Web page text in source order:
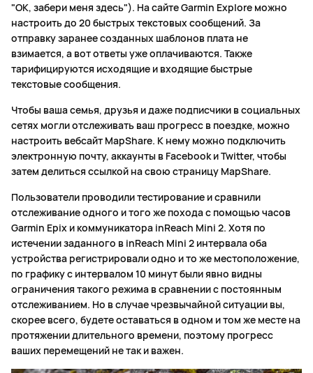
"ОК, забери меня здесь"). На сайте Garmin Explore можно
настроить до 20 быстрых текстовых сообщений. За
отправку заранее созданных шаблонов плата не
взимается, а вот ответы уже оплачиваются. Также
тарифицируются исходящие и входящие быстрые
текстовые сообщения.
Чтобы ваша семья, друзья и даже подписчики в социальных
сетях могли отслеживать ваш прогресс в поездке, можно
настроить вебсайт MapShare. К нему можно подключить
электронную почту, аккаунты в Facebook и Twitter, чтобы
затем делиться ссылкой на свою страницу MapShare.
Пользователи проводили тестирование и сравнили
отслеживание одного и того же похода с помощью часов
Garmin Epix и коммуникатора inReach Mini 2. Хотя по
истечении заданного в inReach Mini 2 интервала оба
устройства регистрировали одно и то же местоположение,
по графику с интервалом 10 минут были явно видны
ограничения такого режима в сравнении с постоянным
отслеживанием. Но в случае чрезвычайной ситуации вы,
скорее всего, будете оставаться в одном и том же месте на
протяжении длительного времени, поэтому прогресс
ваших перемещений не так и важен.